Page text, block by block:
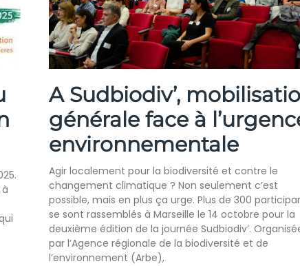
A Sudbiodiv’,
générale face à
environnementale
Agir localement pour la biodiversité et contre le
changement climatique ? Non seulement c’est
possible, mais en plus ça urge. Plus de 300
se sont rassemblés à Marseille le 14 octobre pour la
deuxième édition de la journée Sudbiodiv’.
par l’Agence régionale de la biodiversité et de
l’environnement (Arbe),